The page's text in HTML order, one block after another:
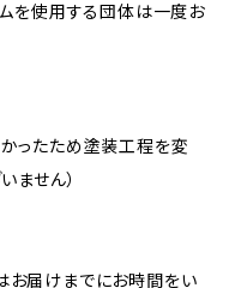
を使用する団体は一度お
ったため塗装工程を変
ません）
届けまでにお時間をい